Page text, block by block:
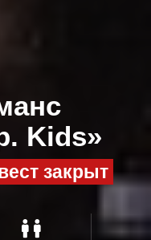
Kids»
закрыт